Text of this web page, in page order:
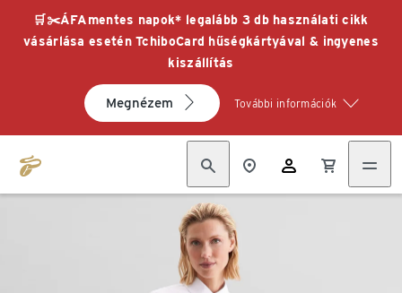
🛒✂️ÁFAmentes napok* legalább 3 db használati cikk
vásárlása esetén TchiboCard hűségkártyával & ingyenes
kiszállítás
Megnézem További információk